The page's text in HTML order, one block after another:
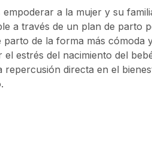
a la mujer y su
a través de un plan de parto
de la forma más cómoda
estrés del nacimiento del
directa en el